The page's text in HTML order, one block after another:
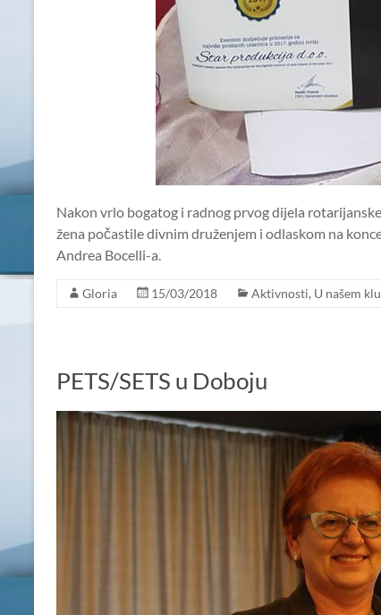
Nakon vrlo bogatog i radnog prvog dijela
žena počastile divnim druženjem i odlaskom na
Andrea Bocelli-a.
Gloria 15/03/2018 Aktivnosti, U našem
PETS/SETS u Doboju